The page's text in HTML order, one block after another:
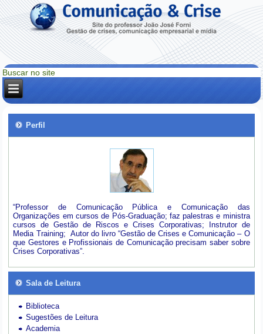
Perfil
“Professor de Comunicação Pública e Comunicação das
Organizações em cursos de Pós-Graduação; faz palestras e ministra
cursos de Gestão de Riscos e Crises Corporativas; Instrutor de
Media Training; Autor do livro “Gestão de Crises e Comunicação – O
que Gestores e Profissionais de Comunicação precisam saber sobre
Crises Corporativas”.
Sala de Leitura
Biblioteca
Sugestões de Leitura
Academia